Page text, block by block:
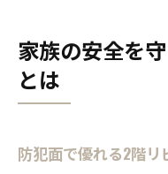
家族の安全を
とは
防犯面で優れる2階リ